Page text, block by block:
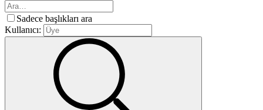
Sadece başlıkları ara
Kullanıcı: